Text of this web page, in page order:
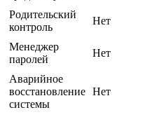
Родительский
контроль
Нет
Менеджер
паролей
Нет
Аварийное
восстановление
системы
Нет